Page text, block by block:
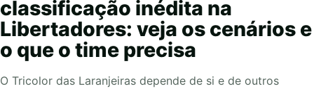
classificação inédita na
Libertadores: veja os cenários e
o que o time precisa
O Tricolor das Laranjeiras depende de si e de outros